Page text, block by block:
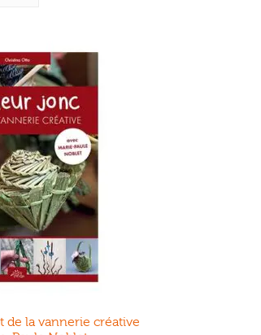
de la vannerie créative